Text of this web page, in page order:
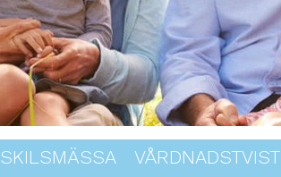
SKILSMÄSSA VÅRDNADSTVIST